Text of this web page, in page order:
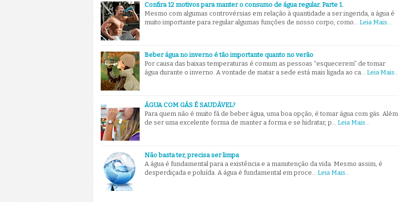
Confira 12 motivos para manter o consumo de água regular. Parte 1.
Mesmo com algumas controvérsias em relação à quantidade a ser ingerida, a água é
muito importante para regular algumas funções de nosso corpo, como…
Leia Mais...
Beber água no inverno é tão importante quanto no verão
Por causa das baixas temperaturas é comum as pessoas “esquecerem” de tomar
água durante o inverno. A vontade de matar a sede está mais ligada ao ca…
Leia Mais...
ÁGUA COM GÁS É SAUDÁVEL?
Para quem não é muito fã de beber água, uma boa opção, é tomar água com gás. Além
de ser uma excelente forma de manter a forma e se hidratar, p…
Leia Mais...
Não basta ter, precisa ser limpa
A água é fundamental para a existência e a manutenção da vida. Mesmo assim, é
desperdiçada e poluída. A água é fundamental em proce…
Leia Mais...